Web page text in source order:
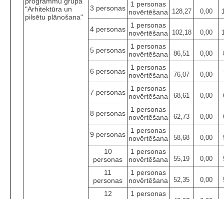
"Arhitektūra un
pilsētu plānošana"
3 personas
1 personas
novērtēšana
128,27 0,00
4 personas
1 personas
novērtēšana
102,18 0,00
5 personas
1 personas
novērtēšana
86,51 0,00
6 personas
1 personas
novērtēšana
76,07 0,00
7 personas
1 personas
novērtēšana
68,61 0,00
8 personas
1 personas
novērtēšana
62,73 0,00
9 personas
1 personas
novērtēšana
58,68 0,00
10
personas
1 personas
novērtēšana
55,19 0,00
11
personas
1 personas
novērtēšana
52,35 0,00
12
1 personas